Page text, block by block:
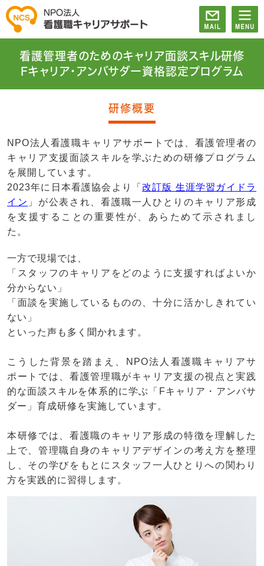
看護管理者のためのキャリア面談スキル研修
Fキャリア・アンバサダー資格認定プログラム
研修概要
NPO法人看護職キャリアサポートでは、看護管理者の
キャリア支援面談スキルを学ぶための研修プログラム
を展開しています。
2023年に日本看護協会より「改訂版 生涯学習ガイドラ
イン 」が公表され、看護職一人ひとりのキャリア形成
を支援することの重要性が、あらためて示されまし
た。
一方で現場では、
「スタッフのキャリアをどのように支援すればよいか
分からない」
「面談を実施しているものの、十分に活かしきれてい
ない」
といった声も多く聞かれます。
こうした背景を踏まえ、NPO法人看護職キャリアサ
ポートでは、看護管理職がキャリア支援の視点と実践
的な面談スキルを体系的に学ぶ「Fキャリア・アンバサ
ダー」育成研修を実施しています。
本研修では、看護職のキャリア形成の特徴を理解した
上で、管理職自身のキャリアデザインの考え方を整理
し、その学びをもとにスタッフ一人ひとりへの関わり
方を実践的に習得します。